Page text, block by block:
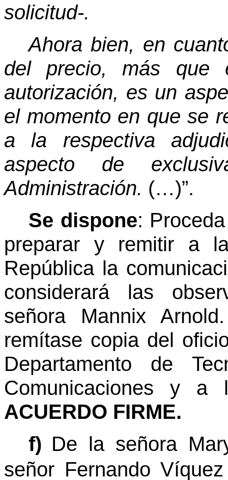
solicitud-.
Ahora bien, en
del precio, más
autorización, es un
el momento en que se
a la respectiva
aspecto de
Administración. (…)”.
Se dispone:
preparar y remitir a
República la
considerará las
señora Mannix
remítase copia del
Departamento de
Comunicaciones y a
ACUERDO FIRME.
f) De la señora
señor Fernando